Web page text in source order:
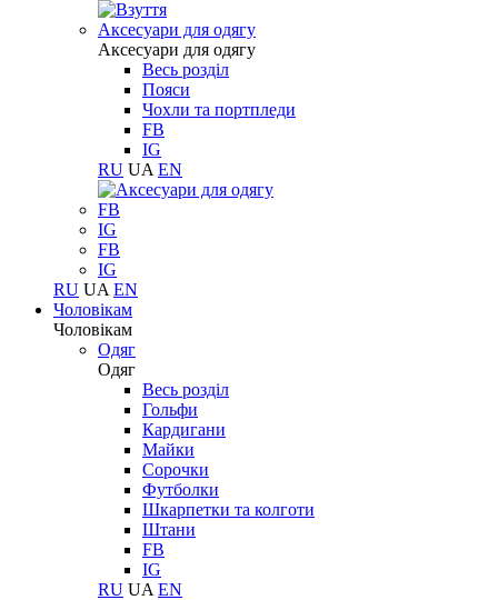
Aксесуари для одягу
Aксесуари для одягу
Весь розділ
Пояси
Чохли та портпледи
FB
IG
RU UA EN
FB
IG
FB
IG
RU UA EN
Чоловікам
Чоловікам
Одяг
Одяг
Весь розділ
Гольфи
Кардигани
Майки
Сорочки
Футболки
Шкарпетки та колготи
Штани
FB
IG
RU UA EN